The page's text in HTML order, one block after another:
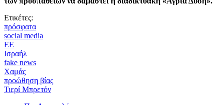
Ετικέτες:
πρόσφατα
social media
ΕΕ
Ισραήλ
fake news
Χαμάς
προώθηση βίας
Τιερί Μπρετόν